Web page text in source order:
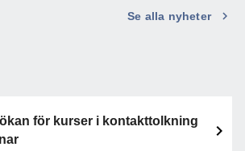
Se alla nyheter
för kurser i kontakttolkning